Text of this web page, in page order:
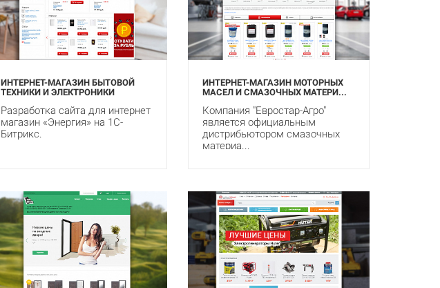
ИНТЕРНЕТ-МАГАЗИН БЫТОВОЙ
ТЕХНИКИ И ЭЛЕКТРОНИКИ
Разработка сайта для интернет
магазин «Энергия» на 1С-
Битрикс.
ИНТЕРНЕТ-МАГАЗИН МОТОРНЫХ
МАСЕЛ И СМАЗОЧНЫХ МАТЕРИ...
Компания "Евростар-Агро"
является официальным
дистрибьютором смазочных
материа...